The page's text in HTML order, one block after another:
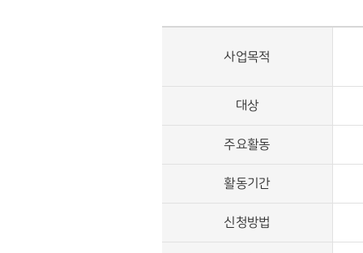
사업목적
대상
주요활동
활동기간
신청방법